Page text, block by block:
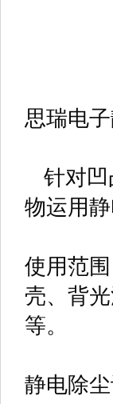
思瑞电
针对凹
物运用
使用范
壳、背
等。
静电除